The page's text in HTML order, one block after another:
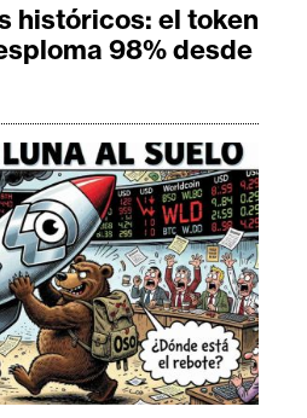
históricos: el token
98% desde